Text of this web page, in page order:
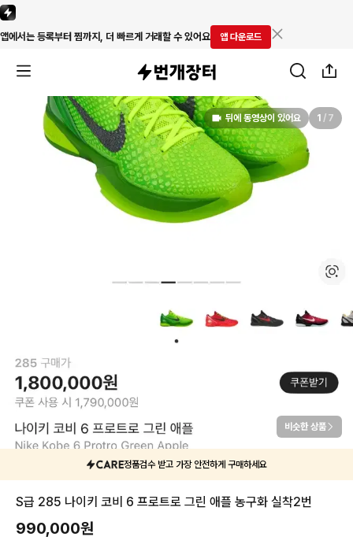
앱에서는 등록부터 찜까지, 더 빠르게 거래할 수 있어요 앱 다운로드
뒤에 동영상이 있어요 1 / 7
비슷한 상품
정품검수 받고 가장 안전하게 구매하세요
S급 285 나이키 코비 6 프로트로 그린 애플 농구화 실착2번
990,000원